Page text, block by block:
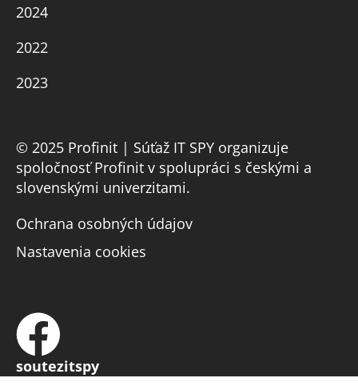
2024
2022
2023
© 2025 Profinit | Súťaž IT SPY organizuje
spoločnosť Profinit v spolupráci s českými a
slovenskými univerzitami.
Ochrana osobných údajov
Nastavenia cookies
soutezitspy